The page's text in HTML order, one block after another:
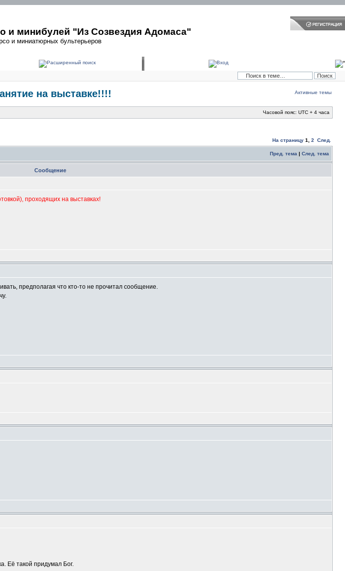
и минибулей "Из Созвездия Адомаса"
и миниатюрных бультерьеров
на выставке!!!! Активные темы
Часовой пояс: UTC + 4 часа
На страницу 1 2 След.
Пред. тема | След. тема
Сообщение
проходящих на выставках!
предполагая что кто-то не прочитал сообщение.
Её такой придумал Бог.